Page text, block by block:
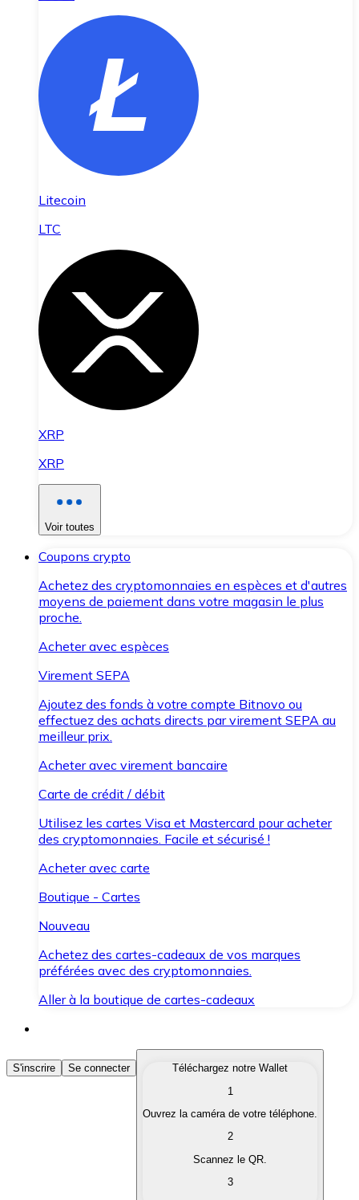
Litecoin
LTC
XRP
XRP
Voir toutes
Coupons crypto
Achetez des cryptomonnaies en espèces et d'autres
moyens de paiement dans votre magasin le plus
proche.
Acheter avec espèces
Virement SEPA
Ajoutez des fonds à votre compte Bitnovo ou
effectuez des achats directs par virement SEPA au
meilleur prix.
Acheter avec virement bancaire
Carte de crédit / débit
Utilisez les cartes Visa et Mastercard pour acheter
des cryptomonnaies. Facile et sécurisé !
Acheter avec carte
Boutique - Cartes
Nouveau
Achetez des cartes-cadeaux de vos marques
préférées avec des cryptomonnaies.
Aller à la boutique de cartes-cadeaux
Acheter des Cryptomonnaies
Achetez les cryptomonnaies qui vous intéressent
Convertissez vos cryptomonnaies en monnaie
S'inscrire Se connecter
Téléchargez notre Wallet
1
Ouvrez la caméra de votre téléphone.
2
Scannez le QR.
3